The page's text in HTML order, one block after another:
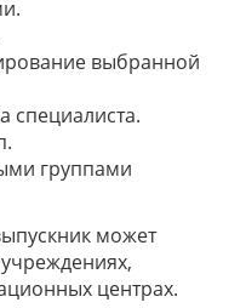
выбранной
специалиста.
группами
может
центрах.